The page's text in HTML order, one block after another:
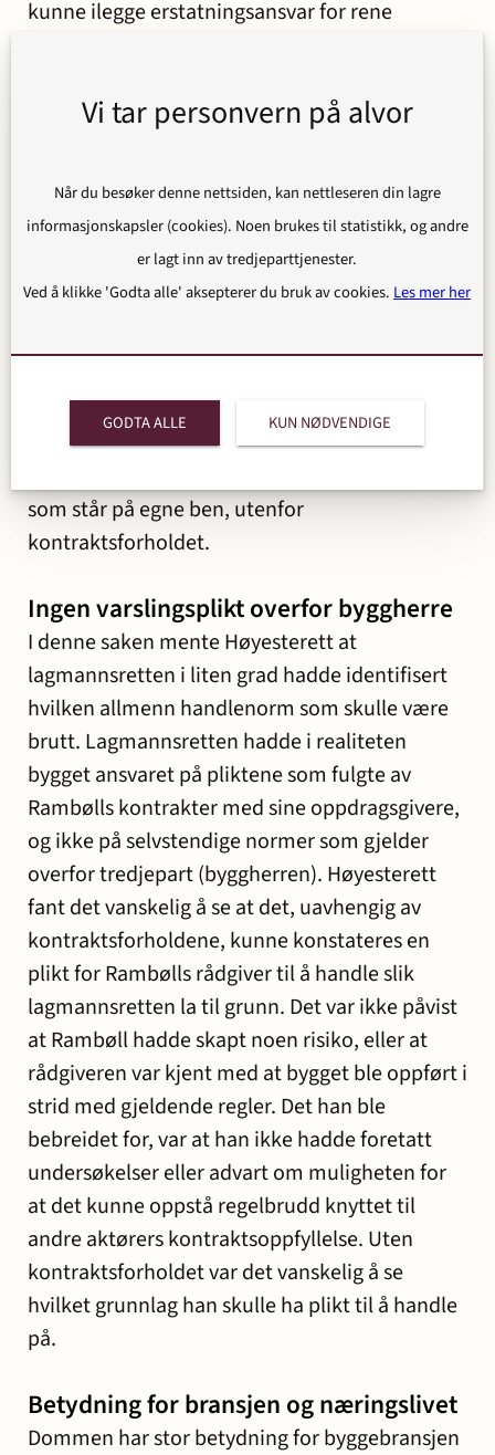
kunne ilegge erstatningsansvar for rene
handlenorm", og at denne normen er brutt i
uavhengig av kontraktsforholdet.
Høyesterett viste til tidligere rettspraksis, blant
annet direktørsvindeldommen (HR-2024-990-
A), hvor det ble uttalt at en slik handlenorm i
utelukkes ansvar der normen først blir tydelig
gjennom rettens behandling av kravet. Det
som står på egne ben, utenfor
kontraktsforholdet.
Ingen varslingsplikt overfor byggherre
I denne saken mente Høyesterett at
lagmannsretten i liten grad hadde identifisert
hvilken allmenn handlenorm som skulle være
brutt. Lagmannsretten hadde i realiteten
bygget ansvaret på pliktene som fulgte av
Rambølls kontrakter med sine oppdragsgivere,
og ikke på selvstendige normer som gjelder
overfor tredjepart (byggherren). Høyesterett
fant det vanskelig å se at det, uavhengig av
kontraktsforholdene, kunne konstateres en
plikt for Rambølls rådgiver til å handle slik
lagmannsretten la til grunn. Det var ikke påvist
at Rambøll hadde skapt noen risiko, eller at
rådgiveren var kjent med at bygget ble oppført i
strid med gjeldende regler. Det han ble
bebreidet for, var at han ikke hadde foretatt
undersøkelser eller advart om muligheten for
at det kunne oppstå regelbrudd knyttet til
andre aktørers kontraktsoppfyllelse. Uten
kontraktsforholdet var det vanskelig å se
hvilket grunnlag han skulle ha plikt til å handle
på.
Betydning for bransjen og næringslivet
Dommen har stor betydning for byggebransjen
Vi tar personvern på alvor
Når du besøker denne nettsiden, kan nettleseren din lagre
informasjonskapsler (cookies). Noen brukes til statistikk, og andre
er lagt inn av tredjeparttjenester.
Ved å klikke 'Godta alle' aksepterer du bruk av cookies. Les mer her
GODTA ALLE KUN NØDVENDIGE